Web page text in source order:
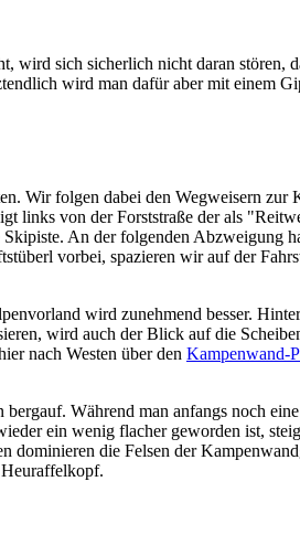
wird sich sicherlich nicht daran stören,
wird man dafür aber mit einem
Wir folgen dabei den Wegweisern zur
links von der Forststraße der als
An der folgenden Abzweigung
vorbei, spazieren wir auf der
wird zunehmend besser.
wird auch der Blick auf die
nach Westen über den Kampenwand-
Während man anfangs noch
ein wenig flacher geworden ist,
die Felsen der